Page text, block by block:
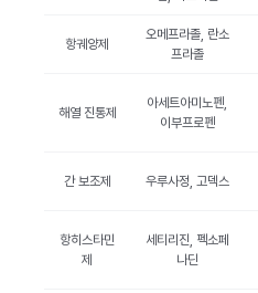
항궤양제
오메프라졸, 란소
프라졸
해열 진통제
아세트아미노펜,
이부프로펜
간 보조제 우루사정, 고덱스
항히스타민
제
세티리진, 펙소페
나딘